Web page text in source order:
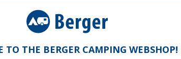
Reich doorvoerconnector (12mm)
TO THE BERGER CAMPING WEBSHOP!